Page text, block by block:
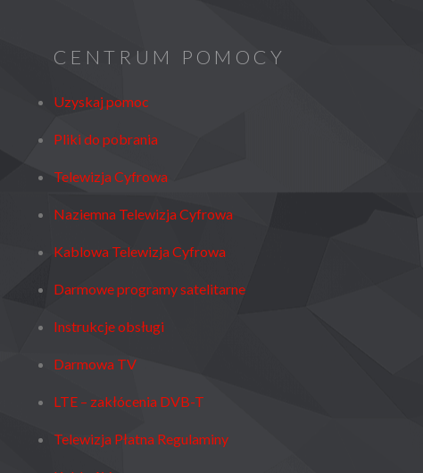
CENTRUM POMOCY
Uzyskaj pomoc
Pliki do pobrania
Telewizja Cyfrowa
Naziemna Telewizja Cyfrowa
Kablowa Telewizja Cyfrowa
Darmowe programy satelitarne
Instrukcje obsługi
Darmowa TV
LTE – zakłócenia DVB-T
Telewizja Płatna Regulaminy